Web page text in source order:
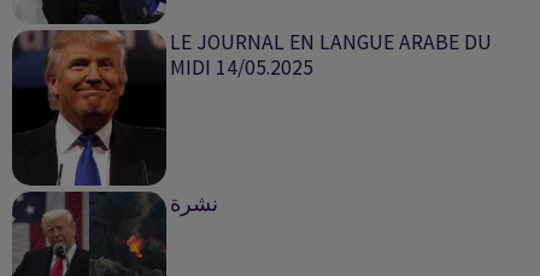
LE JOURNAL EN LANGUE ARABE DU
MIDI 14/05.2025
نشرة